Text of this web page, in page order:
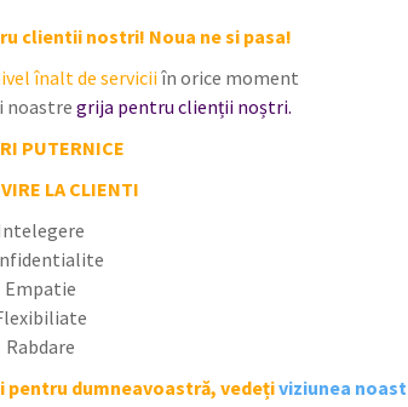
clientii nostri! Noua ne si pasa!
înalt de serviciiîn orice moment
noastre grija pentru clienții noștri.
PUTERNICE
LA CLIENTI
Empatie
Rabdare
pentru dumneavoastră, vedețiviziunea